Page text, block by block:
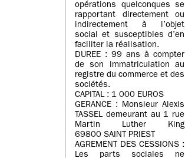
opérations quelconques se
rapportant directement ou
indirectement à l’objet
social et susceptibles d’en
faciliter la réalisation.
DUREE : 99 ans à compter
de son immatriculation au
registre du commerce et des
sociétés.
CAPITAL : 1 000 EUROS
GERANCE : Monsieur Alexis
TASSEL demeurant au 1 rue
Martin Luther King
69800 SAINT PRIEST
AGREMENT DES CESSIONS :
Les parts sociales ne